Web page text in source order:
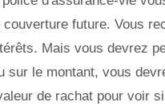
future. Vous
Mais vous devrez
sur le montant, vous
de rachat pour voir